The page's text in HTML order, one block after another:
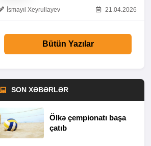
İsmayıl Xeyrullayev 21.04.2026
Bütün Yazılar
SON XƏBƏRLƏR
Ölkə çempionatı başa
çatıb